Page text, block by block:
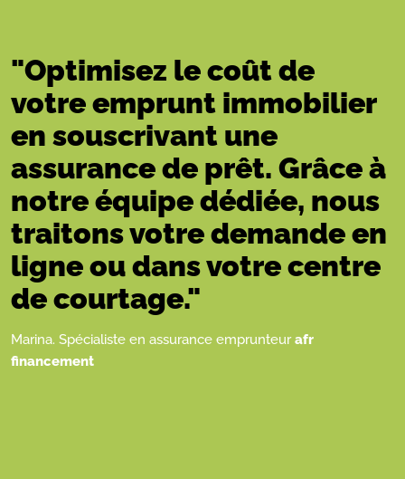
"Optimisez le coût de
votre emprunt immobilier
en souscrivant une
assurance de prêt. Grâce à
notre équipe dédiée, nous
traitons votre demande en
ligne ou dans votre centre
de courtage."
Marina. Spécialiste en assurance emprunteurafr
financement